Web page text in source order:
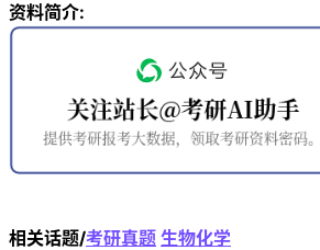
资料简介:
相关话题/考研真题 生物化学